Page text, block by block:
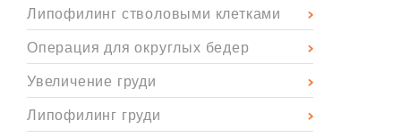
Липофилинг стволовыми клетками
Операция для округлых бедер
Увеличение груди
Липофилинг груди